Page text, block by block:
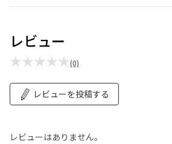
レビュー
★★★★★(0)
レビューを投稿する
レビューはありません。